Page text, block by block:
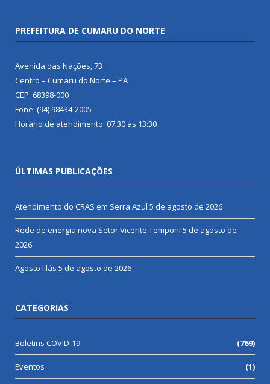
PREFEITURA DE CUMARU DO NORTE
Avenida das Nações, 73
Centro – Cumaru do Norte – PA
CEP: 68398-000
Fone: (94) 98434-2005
Horário de atendimento: 07:30 às 13:30
ÚLTIMAS PUBLICAÇÕES
Atendimento do CRAS em Serra Azul 5 de agosto de 2026
Rede de energia nova Setor Vicente Temponi 5 de agosto de
2026
Agosto lilás 5 de agosto de 2026
CATEGORIAS
Boletins COVID-19 (769)
Eventos (1)